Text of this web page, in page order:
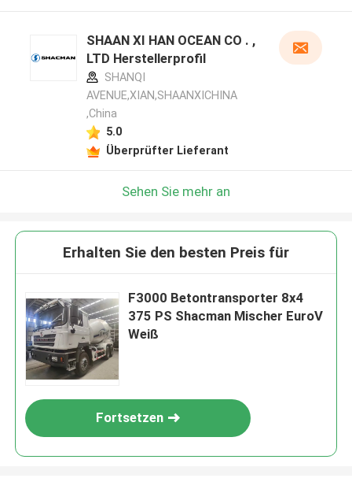
SHAAN XI HAN OCEAN CO . ,
LTD Herstellerprofil
SHANQI
AVENUE,XIAN,SHAANXICHINA
,China
5.0
Überprüfter Lieferant
Sehen Sie mehr an
Erhalten Sie den besten Preis für
F3000 Betontransporter 8x4
375 PS Shacman Mischer EuroV
Weiß
Fortsetzen